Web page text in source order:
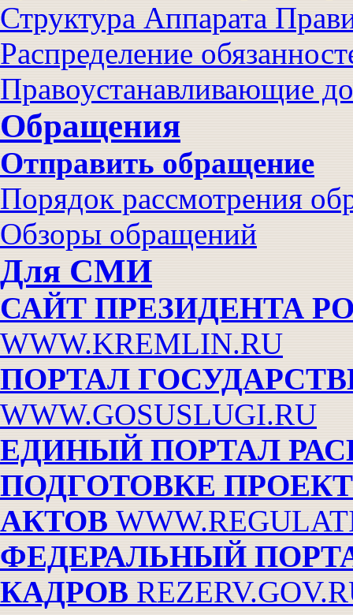
Структура Аппарата
Распределение
Правоустанавливающие
Обращения
Отправить обращение
Порядок рассмотрения
Обзоры обращений
Для СМИ
САЙТ ПРЕЗИДЕНТА
WWW.KREMLIN.RU
ПОРТАЛ
WWW.GOSUSLUGI.RU
ЕДИНЫЙ ПОРТАЛ
ПОДГОТОВКЕ
АКТОВ
ФЕДЕРАЛЬНЫЙ
КАДРОВ